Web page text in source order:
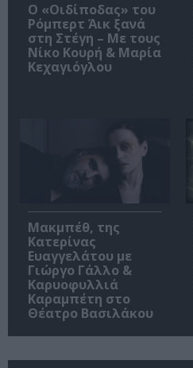
O «Οιδίποδας» του
Ρόμπερτ Άικ ξανά
στη Στέγη – Με τους
Νίκο Κουρή & Μαρία
Κεχαγιόγλου
Μακμπέθ, της
Κατερίνας
Ευαγγελάτου με
Γιώργο Γάλλο &
Καρυοφυλλιά
Καραμπέτη στο
Θέατρο Βασιλάκου